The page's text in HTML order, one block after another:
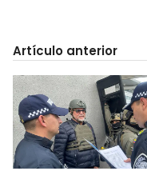
Artículo anterior